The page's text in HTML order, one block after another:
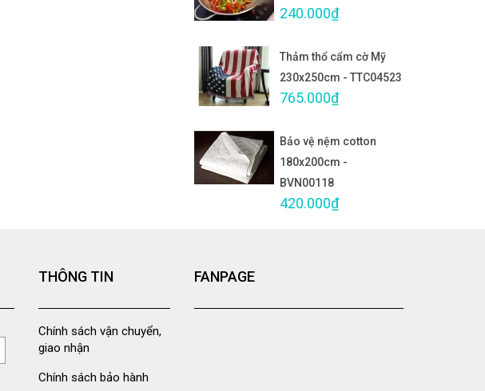
240.000₫
Thảm thổ cẩm cờ Mỹ
230x250cm - TTC04523
765.000₫
Bảo vệ nệm cotton
180x200cm -
BVN00118
420.000₫
THÔNG TIN
Chính sách vận chuyển,
giao nhận
Chính sách bảo hành
FANPAGE